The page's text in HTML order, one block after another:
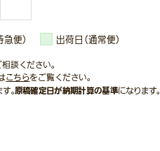
便） 出荷日（通常便）
談ください。
こちらをご覧ください。
。原稿確定日が納期計算の基準になります。